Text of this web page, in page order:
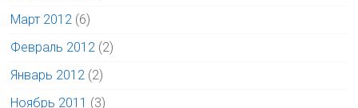
Март 2012 (6)
Февраль 2012 (2)
Январь 2012 (2)
Ноябрь 2011 (3)